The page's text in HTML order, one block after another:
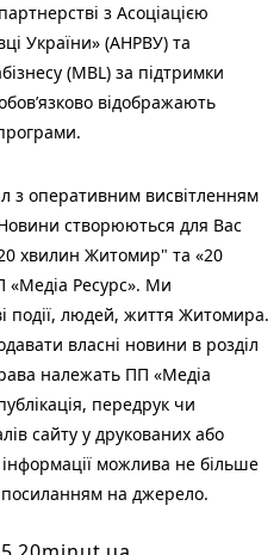
з Асоціацією
України» (АНРВУ) та
(MBL) за підтримки
відображають
з оперативним висвітленням
створюються для Вас
хвилин Житомир" та «20
«Медіа Ресурс». Ми
події, людей, життя Житомира.
власні новини в розділ
належать ПП «Медіа
передрук чи
сайту у друкованих або
можлива не більше
посиланням на джерело.